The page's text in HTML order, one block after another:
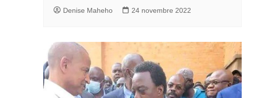
Denise Maheho 24 novembre 2022